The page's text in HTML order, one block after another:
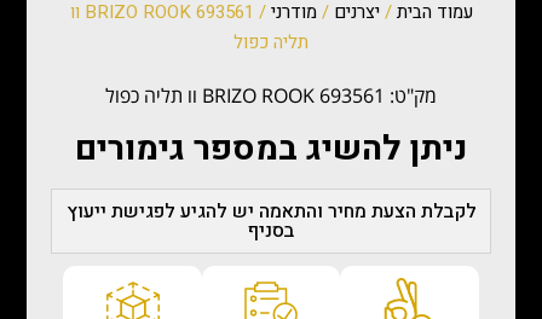
עמוד הבית/ יצרנים / מודרני
/ BRIZO ROOK 693561 וו
תליה כפול
מק"ט: BRIZO ROOK 693561 וו תליה כפול
ניתן להשיג במספר גימורים
לקבלת הצעת מחיר והתאמה יש להגיע לפגישת ייעוץ
בסניף